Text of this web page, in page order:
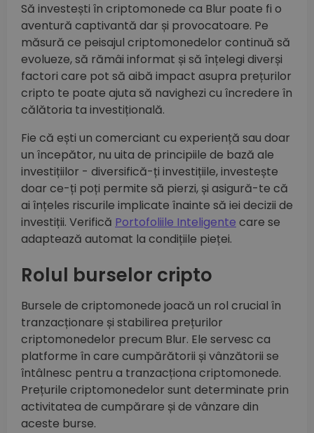
Să investești în criptomonede ca Blur poate fi o
aventură captivantă dar și provocatoare. Pe
măsură ce peisajul criptomonedelor continuă să
evolueze, să rămâi informat și să înțelegi diverși
factori care pot să aibă impact asupra prețurilor
cripto te poate ajuta să navighezi cu încredere în
călătoria ta investițională.
Fie că ești un comerciant cu experiență sau doar
un începător, nu uita de principiile de bază ale
investițiilor - diversifică-ți investițiile, investește
doar ce-ți poți permite să pierzi, și asigură-te că
ai înțeles riscurile implicate înainte să iei decizii de
investiții. Verifică Portofoliile Inteligente care se
adaptează automat la condițiile pieței.
Rolul burselor cripto
Bursele de criptomonede joacă un rol crucial în
tranzacționare și stabilirea prețurilor
criptomonedelor precum Blur. Ele servesc ca
platforme în care cumpărătorii și vânzătorii se
întâlnesc pentru a tranzacționa criptomonede.
Prețurile criptomonedelor sunt determinate prin
activitatea de cumpărare și de vânzare din
aceste burse.